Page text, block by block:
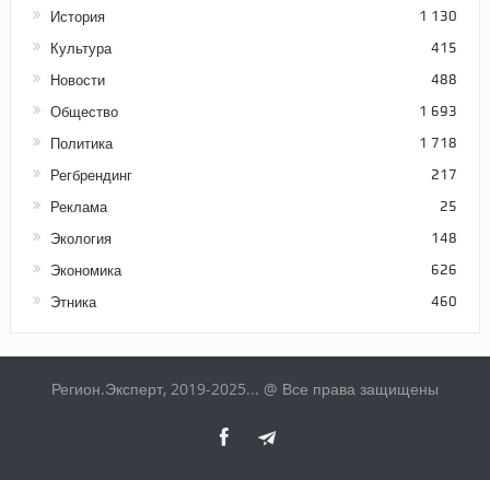
История 1 130
Культура 415
Новости 488
Общество 1 693
Политика 1 718
Регбрендинг 217
Реклама 25
Экология 148
Экономика 626
Этника 460
Регион.Эксперт, 2019-2025... @ Все права защищены